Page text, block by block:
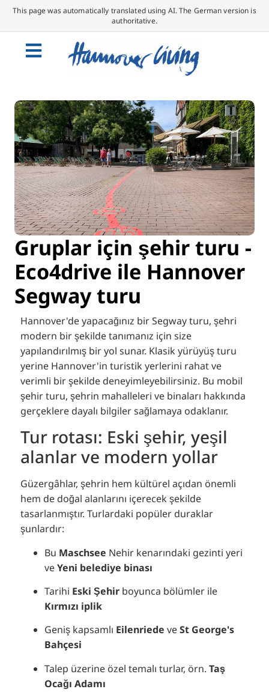
This page was automatically translated using AI. The German version is
authoritative.
Gruplar için şehir turu -
Eco4drive ile Hannover
Segway turu
Hannover'de yapacağınız bir Segway turu, şehri
modern bir şekilde tanımanız için size
yapılandırılmış bir yol sunar. Klasik yürüyüş turu
yerine Hannover'in turistik yerlerini rahat ve
verimli bir şekilde deneyimleyebilirsiniz. Bu mobil
şehir turu, şehrin mahalleleri ve binaları hakkında
gerçeklere dayalı bilgiler sağlamaya odaklanır.
Tur rotası: Eski şehir, yeşil
alanlar ve modern yollar
Güzergâhlar, şehrin hem kültürel açıdan önemli
hem de doğal alanlarını içerecek şekilde
tasarlanmıştır. Turlardaki popüler duraklar
şunlardır:
Bu Maschsee Nehir kenarındaki gezinti yeri
veYeni belediye binası
Tarihi Eski Şehir boyunca bölümler ile
Kırmızı iplik
Geniş kapsamlı Eilenriede veSt George's
Bahçesi
Talep üzerine özel temalı turlar, örn. Taş
Ocağı Adamı